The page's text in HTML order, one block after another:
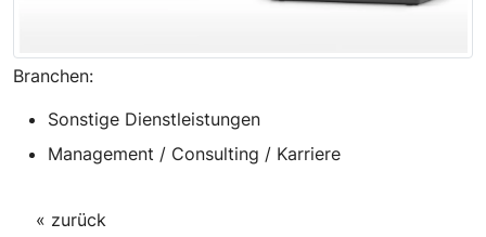
Branchen:
Sonstige Dienstleistungen
Management / Consulting / Karriere
« zurück